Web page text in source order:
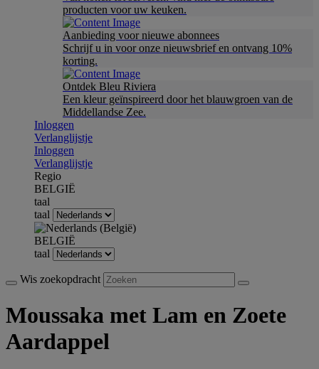
producten voor uw keuken.
Aanbieding voor nieuwe abonnees
Schrijf u in voor onze nieuwsbrief en ontvang 10%
korting.
Ontdek Bleu Riviera
Een kleur geïnspireerd door het blauwgroen van de
Middellandse Zee.
Inloggen
Verlanglijstje
Inloggen
Verlanglijstje
Regio
BELGIË
taal
taal
BELGIË
taal
Wis zoekopdracht
Moussaka met Lam en Zoete
Aardappel